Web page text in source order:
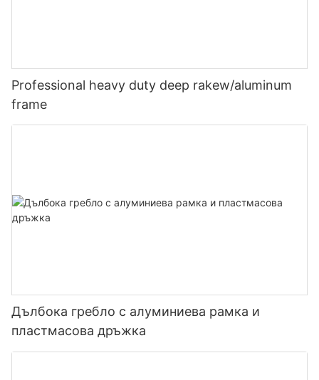
Professional heavy duty deep rakew/aluminum
frame
Дълбока гребло с алуминиева рамка и
пластмасова дръжка